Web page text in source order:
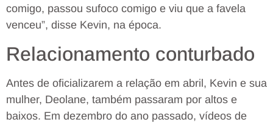
comigo, passou sufoco comigo e viu que a favela
venceu”, disse Kevin, na época.
Relacionamento conturbado
Antes de oficializarem a relação em abril, Kevin e sua
mulher, Deolane, também passaram por altos e
baixos. Em dezembro do ano passado, vídeos de